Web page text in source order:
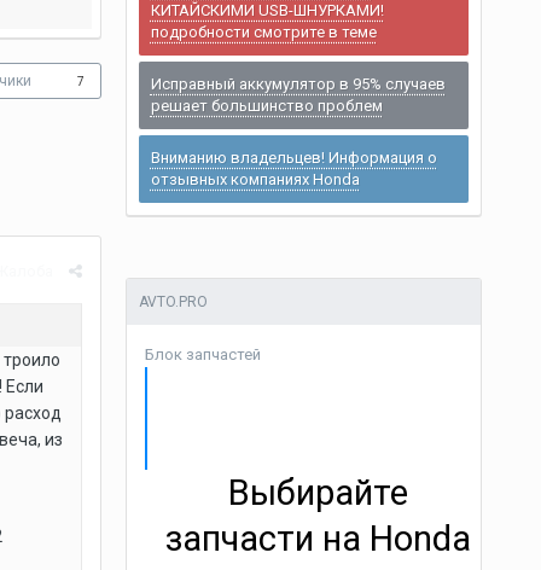
7
Если
расход
из
КИТАЙСКИМИ USB-ШНУРКАМИ!
подробности смотрите в теме
Исправный аккумулятор в 95% случаев
решает большинство проблем
Вниманию владельцев! Информация о
отзывных компаниях Honda
AVTO.PRO
Блок запчастей
Выбирайте
запчасти на Honda